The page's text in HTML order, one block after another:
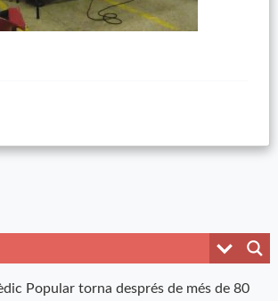
Popular torna després de més de 80